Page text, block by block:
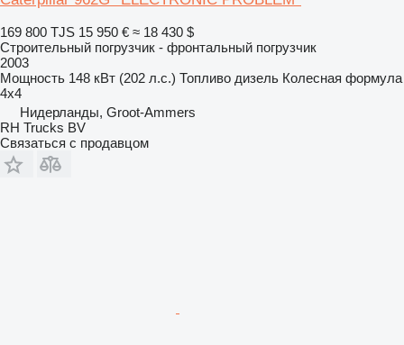
169 800 TJS 15 950 € ≈ 18 430 $
Строительный погрузчик - фронтальный погрузчик
2003
Мощность 148 кВт (202 л.с.) Топливо дизель Колесная формула
4x4
Нидерланды, Groot-Ammers
RH Trucks BV
Связаться с продавцом